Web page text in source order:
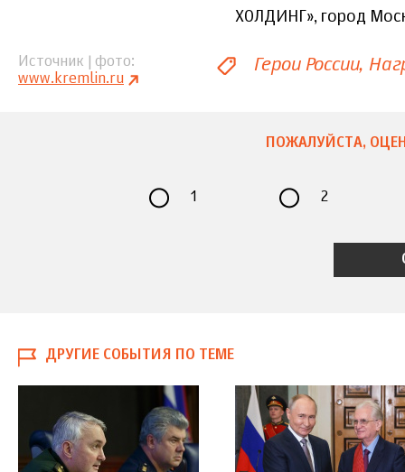
ХОЛДИНГ», город
Источник | фото
www.kremlin.ru
Герои России
ПОЖАЛУЙСТА,
1 2
ДРУГИЕ СОБЫТИЯ ПО ТЕМЕ